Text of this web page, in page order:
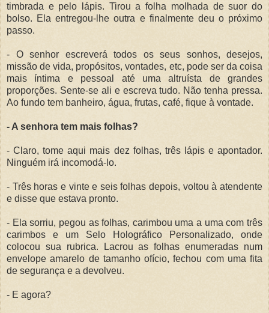
timbrada e pelo lápis. Tirou a folha molhada de suor do
bolso. Ela entregou-lhe outra e finalmente deu o próximo
passo.
- O senhor escreverá todos os seus sonhos, desejos,
missão de vida, propósitos, vontades, etc, pode ser da coisa
mais íntima e pessoal até uma altruísta de grandes
proporções. Sente-se ali e escreva tudo. Não tenha pressa.
Ao fundo tem banheiro, água, frutas, café, fique à vontade.
- A senhora tem mais folhas?
- Claro, tome aqui mais dez folhas, três lápis e apontador.
Ninguém irá incomodá-lo.
- Três horas e vinte e seis folhas depois, voltou à atendente
e disse que estava pronto.
- Ela sorriu, pegou as folhas, carimbou uma a uma com três
carimbos e um Selo Holográfico Personalizado, onde
colocou sua rubrica. Lacrou as folhas enumeradas num
envelope amarelo de tamanho ofício, fechou com uma fita
de segurança e a devolveu.
- E agora?